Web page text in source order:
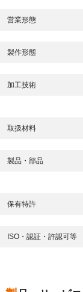
営業形態
製作形態
加工技術
取扱材料
製品・部品
保有特許
ISO・認証・許認可等